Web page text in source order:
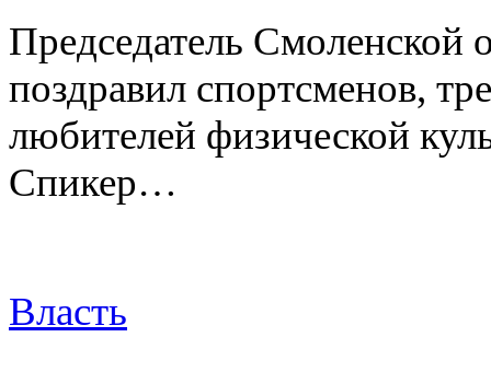
Председатель
поздравил спортсменов,
любителей физической
Спикер…
Власть